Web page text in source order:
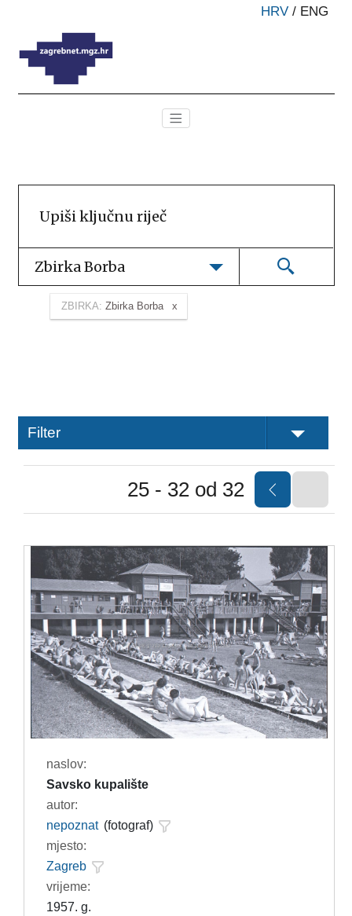
HRV / ENG
Zbirka Borba
ZBIRKA: Zbirka Borba
Filter
25 - 32 od 32
naslov:
Savsko kupalište
autor:
nepoznat (fotograf)
mjesto:
Zagreb
vrijeme:
1957. g.